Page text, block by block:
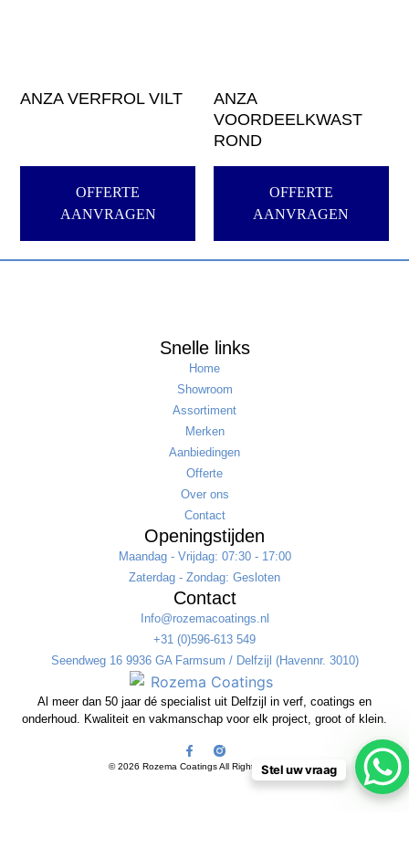
ANZA VERFROL VILT
OFFERTE
AANVRAGEN
ANZA
VOORDEELKWAST
ROND
OFFERTE
AANVRAGEN
Al meer dan 50 jaar dé specialist uit Delfzijl in verf, coatings en
onderhoud. Kwaliteit en vakmanschap voor elk project, groot of klein.
© 2026 Rozema Coatings All Rights Reserved
Snelle links
Home
Showroom
Assortiment
Merken
Aanbiedingen
Offerte
Over ons
Contact
Openingstijden
Maandag - Vrijdag: 07:30 - 17:00
Zaterdag - Zondag: Gesloten
Contact
Info@rozemacoatings.nl
+31 (0)596-613 549
Seendweg 16 9936 GA Farmsum / Delfzijl (Havennr. 3010)
Stel uw vraag